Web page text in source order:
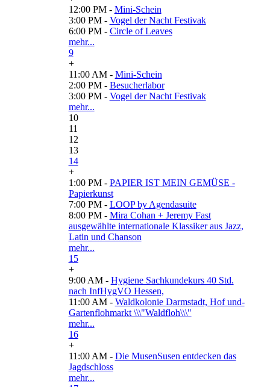
12:00 PM - Mini-Schein
3:00 PM - Vogel der Nacht Festivak
6:00 PM - Circle of Leaves
mehr...
9
+
11:00 AM - Mini-Schein
2:00 PM - Besucherlabor
3:00 PM - Vogel der Nacht Festivak
mehr...
10
11
12
13
14
+
1:00 PM - PAPIER IST MEIN GEMÜSE -
Papierkunst
7:00 PM - LOOP by Agendasuite
8:00 PM - Mira Cohan + Jeremy Fast
ausgewählte internationale Klassiker aus Jazz,
Latin und Chanson
mehr...
15
+
9:00 AM - Hygiene Sachkundekurs 40 Std.
nach InfHygVO Hessen,
11:00 AM - Waldkolonie Darmstadt, Hof und-
Gartenflohmarkt \\\"Waldfloh\\\"
mehr...
16
+
11:00 AM - Die MusenSusen entdecken das
Jagdschloss
mehr...